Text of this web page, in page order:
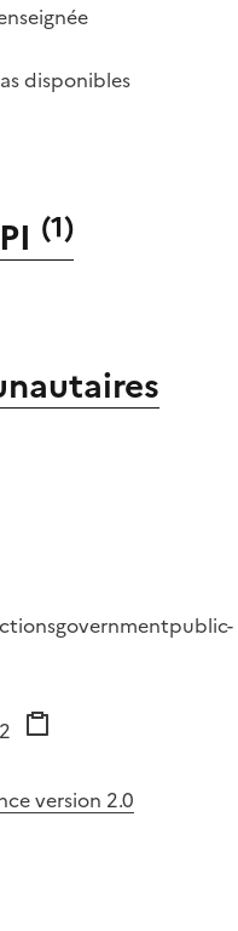
disponibles
(1)
governmentpublic-
version 2.0